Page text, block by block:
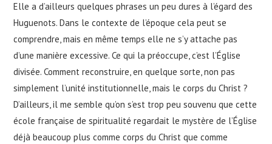
Elle a d’ailleurs quelques phrases un peu dures à l’égard des
Huguenots. Dans le contexte de l’époque cela peut se
comprendre, mais en même temps elle ne s’y attache pas
d’une manière excessive. Ce qui la préoccupe, c’est l’Église
divisée. Comment reconstruire, en quelque sorte, non pas
simplement l’unité institutionnelle, mais le corps du Christ ?
D’ailleurs, il me semble qu’on s’est trop peu souvenu que cette
école française de spiritualité regardait le mystère de l’Église
déjà beaucoup plus comme corps du Christ que comme